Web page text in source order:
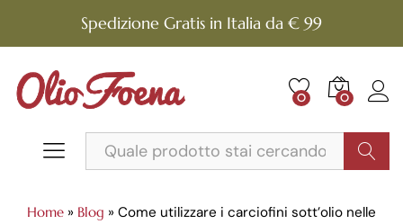
Spedizione Gratis in Italia da € 99
0 0
Home » Blog » Come utilizzare i carciofini sott’olio nelle